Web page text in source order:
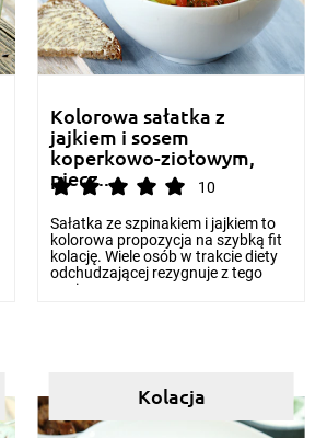
Kolorowa sałatka z
jajkiem i sosem
koperkowo-ziołowym,
piecz...
10
Sałatka ze szpinakiem i jajkiem to
kolorowa propozycja na szybką fit
kolację. Wiele osób w trakcie diety
odchudzającej rezygnuje z tego
posi...
Kolacja